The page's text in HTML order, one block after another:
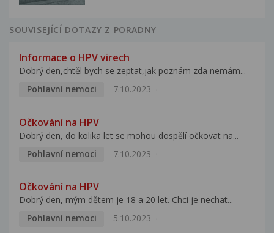
SOUVISEJÍCÍ DOTAZY Z PORADNY
Informace o HPV virech
Dobrý den,chtěl bych se zeptat,jak poznám zda nemám...
Pohlavní nemoci
7.10.2023
Očkování na HPV
Dobrý den, do kolika let se mohou dospělí očkovat na...
Pohlavní nemoci
7.10.2023
Očkování na HPV
Dobrý den, mým dětem je 18 a 20 let. Chci je nechat...
Pohlavní nemoci
5.10.2023